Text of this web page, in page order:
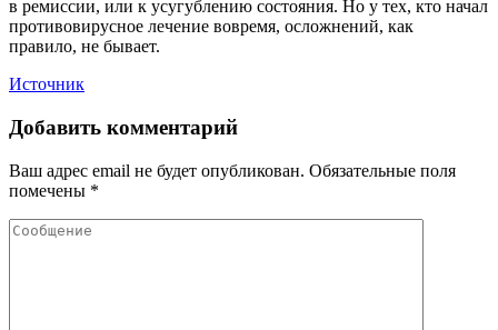
в ремиссии, или к усугублению состояния. Но у тех, кто начал
противовирусное лечение вовремя, осложнений, как
правило, не бывает.
Источник
Добавить комментарий
Ваш адрес email не будет опубликован. Обязательные поля
помечены *